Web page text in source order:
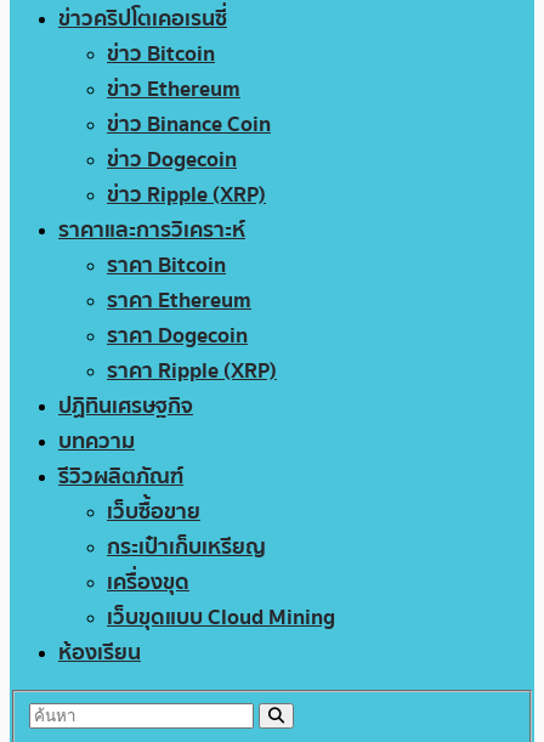
ข่าวคริปโตเคอเรนซี่
ข่าว Bitcoin
ข่าว Ethereum
ข่าว Binance Coin
ข่าว Dogecoin
ข่าว Ripple (XRP)
ราคาและการวิเคราะห์
ราคา Bitcoin
ราคา Ethereum
ราคา Dogecoin
ราคา Ripple (XRP)
ปฏิทินเศรษฐกิจ
บทความ
รีวิวผลิตภัณฑ์
เว็บซื้อขาย
กระเป๋าเก็บเหรียญ
เครื่องขุด
เว็บขุดแบบ Cloud Mining
ห้องเรียน